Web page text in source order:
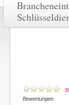
Bewertungen